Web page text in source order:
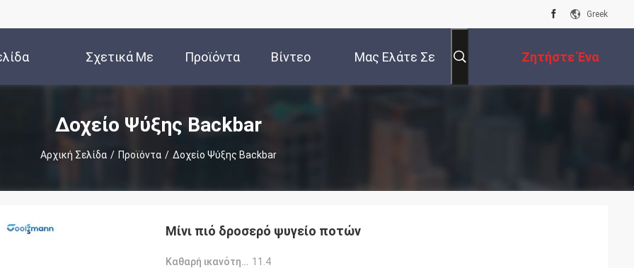
Greek
Σχετικά Με
Εμάς
Προϊόντα Βίντεο Μας Ελάτε Σε Ζητήστε Ένα
Απόσπασμα
Δοχείο Ψύξης Backbar
Αρχική Σελίδα / Προϊόντα / Δοχείο Ψύξης Backbar
Μίνι πιό δροσερό ψυγείο ποτών
Καθαρή ικανότητα (cu.ft): 11.4